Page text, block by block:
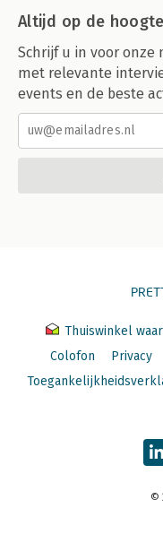
Altijd op de hoogte
Schrijf u in voor
met relevante
events en de beste
Thuiswinkel
Colofon
Privacy
©